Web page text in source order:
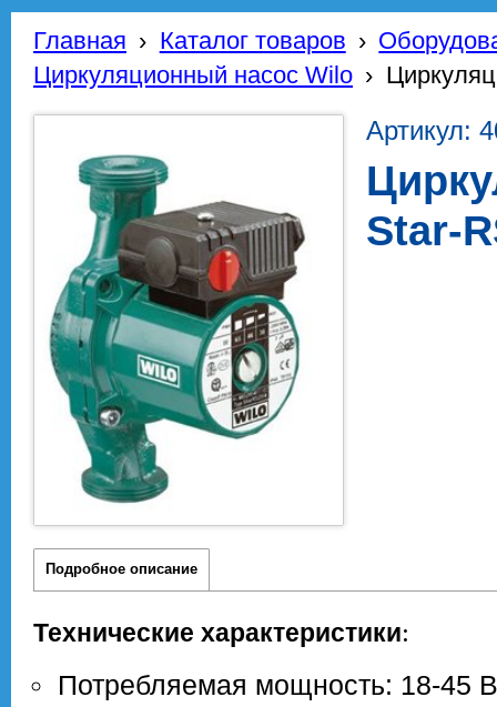
Главная › Каталог товаров ›
Циркуляционный насос Wilo ›
Артикул:
Star-
Подробное описание
Технические характеристики:
Потребляемая мощность: 18-45